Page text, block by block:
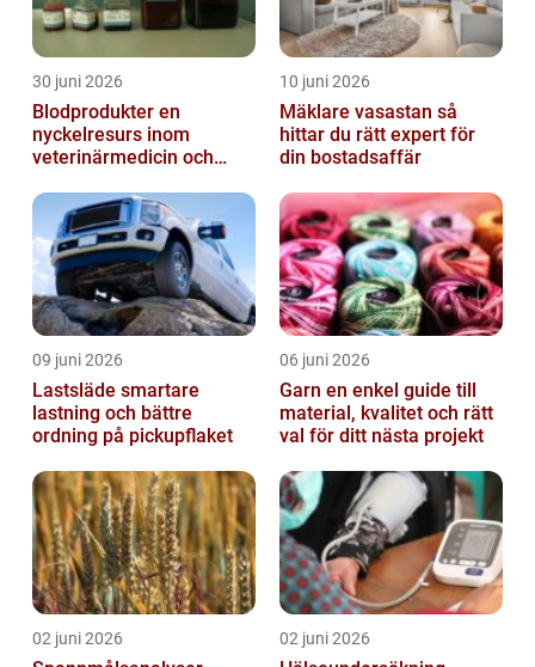
30 juni 2026
Blodprodukter en
nyckelresurs inom
veterinärmedicin och
10 juni 2026
Mäklare vasastan så
hittar du rätt expert för
din bostadsaffär
09 juni 2026
Lastsläde smartare
lastning och bättre
ordning på pickupflaket
06 juni 2026
Garn en enkel guide till
material, kvalitet och rätt
val för ditt nästa projekt
02 juni 2026 02 juni 2026